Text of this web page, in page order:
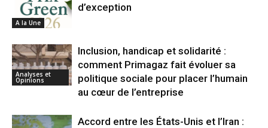
A la Une
d’exception
Analyses et
Opinions
Inclusion, handicap et solidarité :
comment Primagaz fait évoluer sa
politique sociale pour placer l’humain
au cœur de l’entreprise
Accord entre les États-Unis et l’Iran :